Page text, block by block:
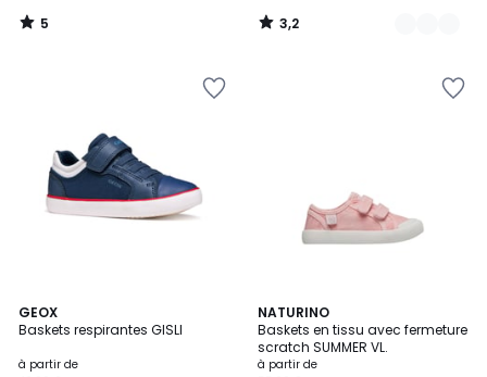
5
/
3,2
/
GEOX
Baskets respirantes GISLI
à partir de
2
Couleurs
NATURINO
Baskets en tissu avec fermeture
scratch SUMMER VL.
à partir de
8
Couleurs